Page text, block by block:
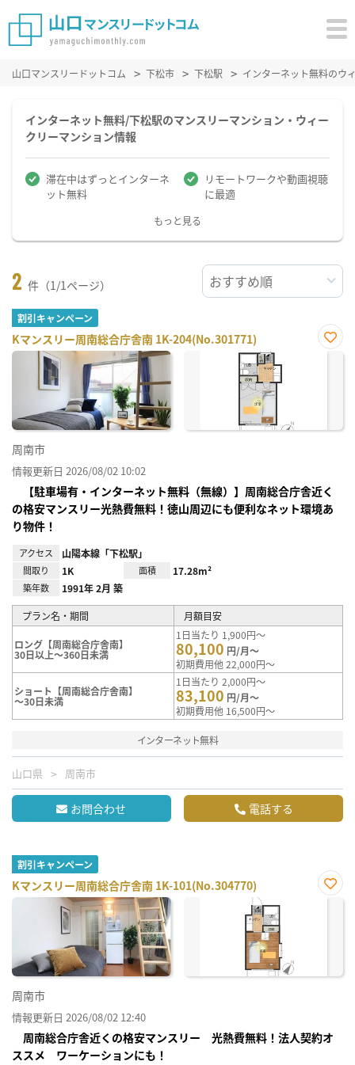
山口マンスリードットコム 下松市 下松駅 インターネット無料のウ
インターネット無料/下松駅のマンスリーマンション・ウィー
クリーマンション情報
滞在中はずっとインターネ
ット無料
リモートワークや動画視聴
に最適
もっと見る
2 件（1/1ページ）
割引キャンペーン
Kマンスリー周南総合庁舎南 1K-204(No.301771)
お気
周南市
情報更新日 2026/08/02 10:02
【駐車場有・インターネット無料（無線）】周南総合庁舎近く
の格安マンスリー光熱費無料！徳山周辺にも便利なネット環境あ
り物件！
アクセス 山陽本線「下松駅」
間取り 1K 面積 17.28m²
築年数 1991年 2月 築
プラン名・期間 月額目安
ロング【周南総合庁舎南】
30日以上～360日未満
1日当たり 1,900円～
80,100 円/月～
初期費用他 22,000円～
ショート【周南総合庁舎南】
～30日未満
1日当たり 2,000円～
83,100 円/月～
初期費用他 16,500円～
インターネット無料
山口県 周南市
お問合わせ 電話する
割引キャンペーン
Kマンスリー周南総合庁舎南 1K-101(No.304770)
お気
周南市
情報更新日 2026/08/02 12:40
周南総合庁舎近くの格安マンスリー 光熱費無料！法人契約オ
ススメ ワーケーションにも！